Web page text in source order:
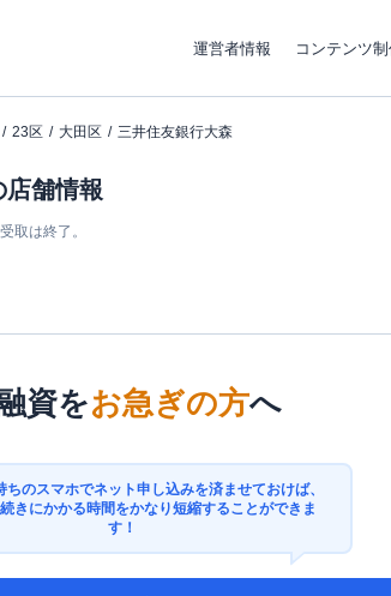
運営者情報 コンテンツ
23区 大田区 三井住友銀行大森
舗情報
取は終了。
資をお急ぎの方へ
ちのスマホでネット申し込みを済ませておけば、
きにかかる時間をかなり短縮することができま
す！